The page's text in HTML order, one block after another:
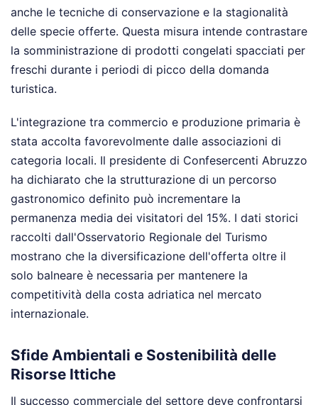
anche le tecniche di conservazione e la stagionalità
delle specie offerte. Questa misura intende contrastare
la somministrazione di prodotti congelati spacciati per
freschi durante i periodi di picco della domanda
turistica.
L'integrazione tra commercio e produzione primaria è
stata accolta favorevolmente dalle associazioni di
categoria locali. Il presidente di Confesercenti Abruzzo
ha dichiarato che la strutturazione di un percorso
gastronomico definito può incrementare la
permanenza media dei visitatori del 15%. I dati storici
raccolti dall'Osservatorio Regionale del Turismo
mostrano che la diversificazione dell'offerta oltre il
solo balneare è necessaria per mantenere la
competitività della costa adriatica nel mercato
internazionale.
Sfide Ambientali e Sostenibilità delle
Risorse Ittiche
Il successo commerciale del settore deve confrontarsi